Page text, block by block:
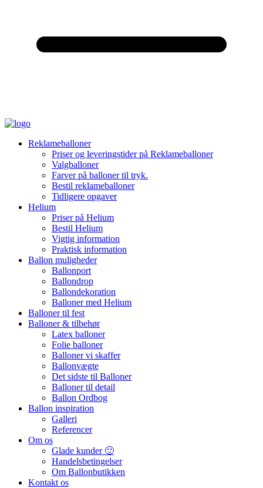
Reklameballoner
Priser og leveringstider på Reklameballoner
Valgballoner
Farver på balloner til tryk.
Bestil reklameballoner
Tidligere opgaver
Helium
Priser på Helium
Bestil Helium
Vigtig information
Praktisk information
Ballon muligheder
Ballonport
Ballondrop
Ballondekoration
Balloner med Helium
Balloner til fest
Balloner & tilbehør
Latex balloner
Folie balloner
Balloner vi skaffer
Ballonvægte
Det sidste til Balloner
Balloner til detail
Ballon Ordbog
Ballon inspiration
Galleri
Referencer
Om os
Glade kunder 🙂
Handelsbetingelser
Om Ballonbutikken
Kontakt os